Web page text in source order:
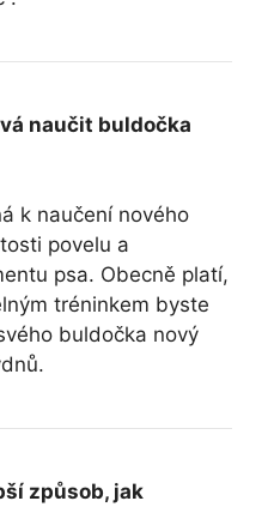
naučit buldočka
k naučení nového
povelu a
psa. Obecně platí,
tréninkem byste
buldočka nový
způsob, jak